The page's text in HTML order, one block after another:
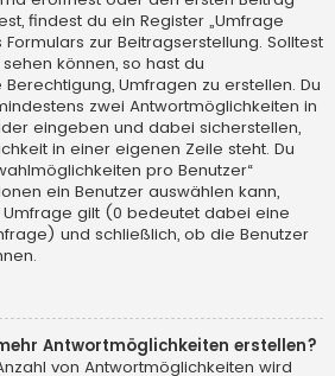
findest du ein Register „Umfrage
zur Beitragserstellung. Solltest
können, so hast du
Umfragen zu erstellen. Du
zwei Antwortmöglichkeiten in
eingeben und dabei sicherstellen,
in einer eigenen Zeile steht. Du
pro Benutzer“
ein Benutzer auswählen kann,
gilt (0 bedeutet dabei eine
und schließlich, ob die Benutzer
Antwortmöglichkeiten erstellen?
von Antwortmöglichkeiten wird